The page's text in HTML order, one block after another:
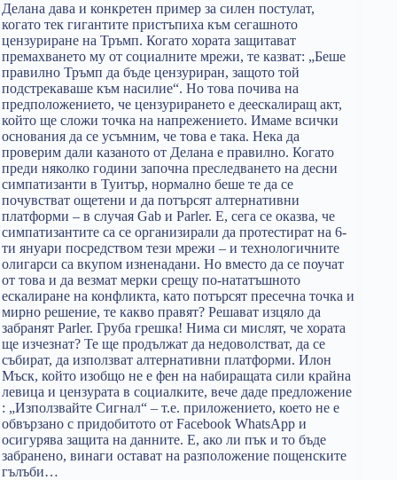
Делана дава и конкретен пример за силен постулат,
когато тек гигантите пристъпиха към сегашното
цензуриране на Тръмп. Когато хората защитават
премахването му от социалните мрежи, те казват: „Беше
правилно Тръмп да бъде цензуриран, защото той
подстрекаваше към насилие“. Но това почива на
предположението, че цензурирането е деескалиращ акт,
който ще сложи точка на напрежението. Имаме всички
основания да се усъмним, че това е така. Нека да
проверим дали казаното от Делана е правилно. Когато
преди няколко години започна преследването на десни
симпатизанти в Туитър, нормално беше те да се
почувстват ощетени и да потърсят алтернативни
платформи – в случая Gab и Parler. Е, сега се оказва, че
симпатизантите са се организирали да протестират на 6-
ти януари посредством тези мрежи – и технологичните
олигарси са вкупом изненадани. Но вместо да се поучат
от това и да везмат мерки срещу по-нататъшното
ескалиране на конфликта, като потърсят пресечна точка и
мирно решение, те какво правят? Решават изцяло да
забранят Parler. Груба грешка! Нима си мислят, че хората
ще изчезнат? Те ще продължат да недоволстват, да се
събират, да използват алтернативни платформи. Илон
Мъск, който изобщо не е фен на набиращата сили крайна
левица и цензурата в социалките, вече даде предложение
: „Използвайте Сигнал“ – т.е. приложението, което не е
обвързано с придобитото от Facebook WhatsApp и
осигурява защита на данните. Е, ако ли пък и то бъде
забранено, винаги остават на разположение пощенските
гълъби…